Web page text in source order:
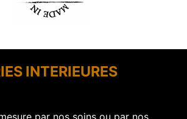
INTERIEURES
par nos soins ou par nos